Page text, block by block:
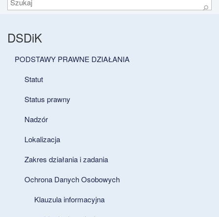
⚲
DSDiK
PODSTAWY PRAWNE DZIAŁANIA
Statut
Status prawny
Nadzór
Lokalizacja
Zakres działania i zadania
Ochrona Danych Osobowych
Klauzula informacyjna